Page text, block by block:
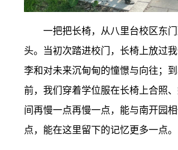
一把把长椅，从八里台校区东
头。当初次踏进校门，长椅上放过
李和对未来沉甸甸的憧憬与向往；
前，我们穿着学位服在长椅上合照
间再慢一点再慢一点，能与南开园
点，能在这里留下的记忆更多一点。